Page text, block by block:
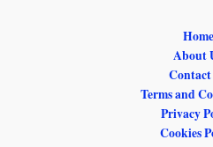
Home
About
Contact
Terms and
Privacy
Cookies